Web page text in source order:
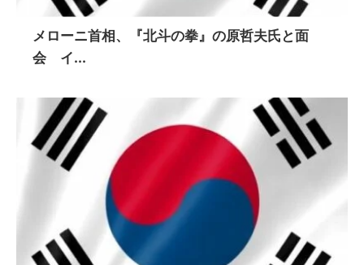
メローニ首相、『北斗の拳』の原哲夫氏と面
会 イ...